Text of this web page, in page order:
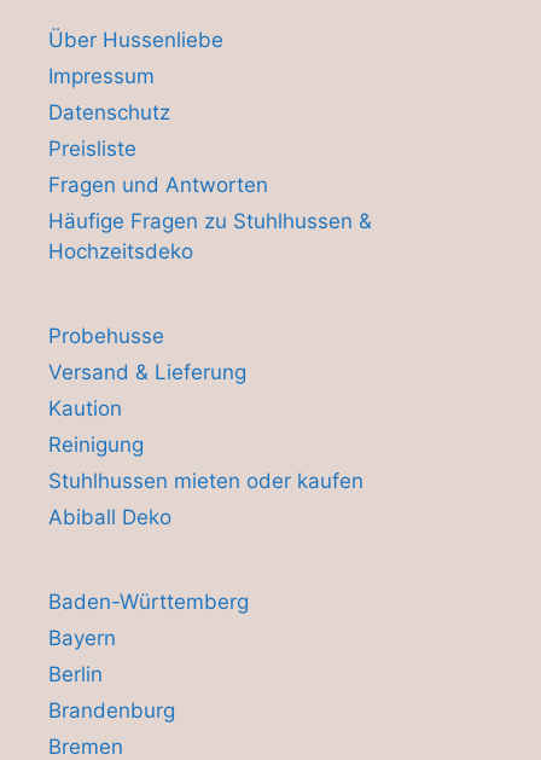
Über Hussenliebe
Impressum
Datenschutz
Preisliste
Fragen und Antworten
Häufige Fragen zu Stuhlhussen &
Hochzeitsdeko
Probehusse
Versand & Lieferung
Kaution
Reinigung
Stuhlhussen mieten oder kaufen
Abiball Deko
Baden-Württemberg
Bayern
Berlin
Brandenburg
Bremen